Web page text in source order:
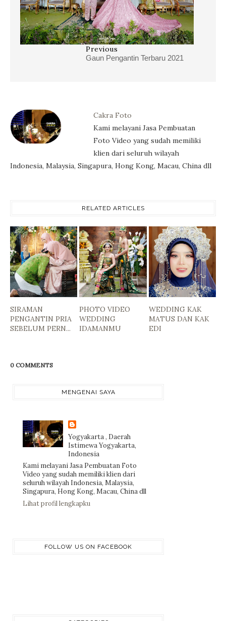
Previous
Gaun Pengantin Terbaru 2021
Cakra Foto
Kami melayani Jasa Pembuatan
Foto Video yang sudah memiliki
klien dari seluruh wilayah
Indonesia, Malaysia, Singapura, Hong Kong, Macau, China dll
RELATED ARTICLES
SIRAMAN
PENGANTIN PRIA
SEBELUM PERN...
PHOTO VIDEO
WEDDING
IDAMANMU
WEDDING KAK
MATUS DAN KAK
EDI
0 COMMENTS
MENGENAI SAYA
Yogyakarta , Daerah
Istimewa Yogyakarta,
Indonesia
Kami melayani Jasa Pembuatan Foto
Video yang sudah memiliki klien dari
seluruh wilayah Indonesia, Malaysia,
Singapura, Hong Kong, Macau, China dll
Lihat profil lengkapku
FOLLOW US ON FACEBOOK